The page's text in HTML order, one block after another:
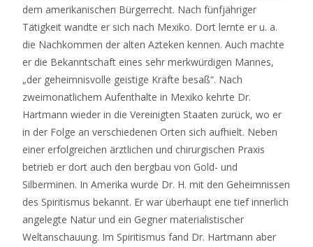
dem amerikanischen Bürgerrecht. Nach fünfjähriger
Tätigkeit wandte er sich nach Mexiko. Dort lernte er u. a.
die Nachkommen der alten Azteken kennen. Auch machte
er die Bekanntschaft eines sehr merkwürdigen Mannes,
„der geheimnisvolle geistige Kräfte besaß“. Nach
zweimonatlichem Aufenthalte in Mexiko kehrte Dr.
Hartmann wieder in die Vereinigten Staaten zurück, wo er
in der Folge an verschiedenen Orten sich aufhielt. Neben
einer erfolgreichen ärztlichen und chirurgischen Praxis
betrieb er dort auch den bergbau von Gold- und
Silberminen. In Amerika wurde Dr. H. mit den Geheimnissen
des Spiritismus bekannt. Er war überhaupt ene tief innerlich
angelegte Natur und ein Gegner materialistischer
Weltanschauung. Im Spiritismus fand Dr. Hartmann aber